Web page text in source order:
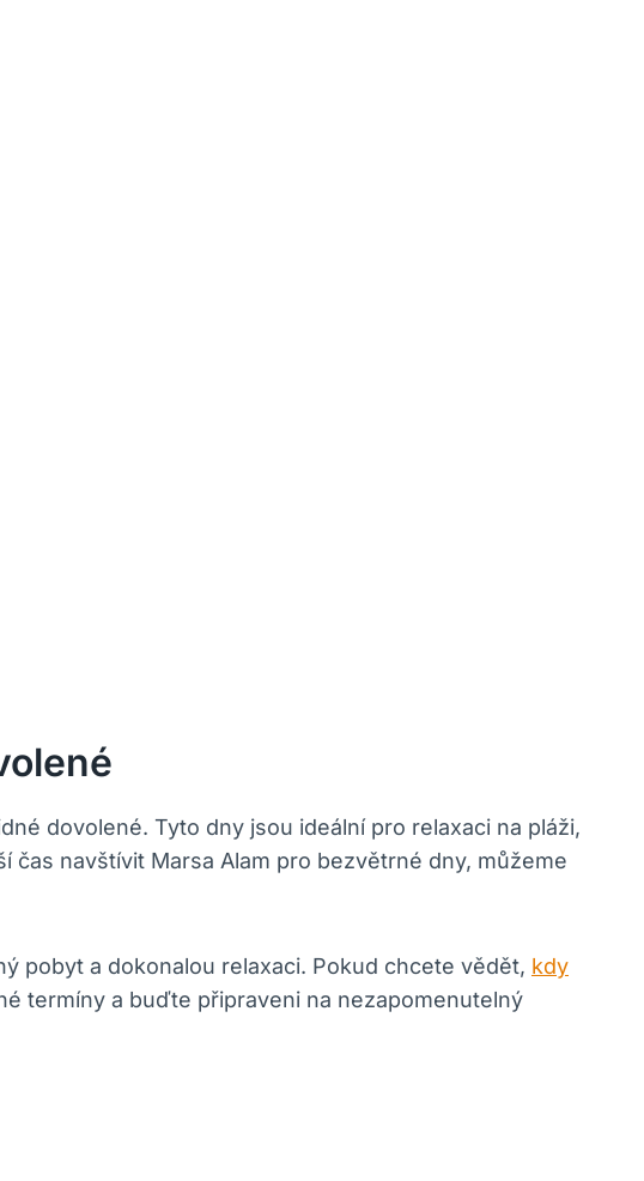
dovolené. Tyto dny jsou ideální pro relaxaci na pláži,
navštívit Marsa Alam pro bezvětrné dny, můžeme
pobyt a dokonalou relaxaci. Pokud chcete vědět, kdy
termíny a buďte připraveni na nezapomenutelný